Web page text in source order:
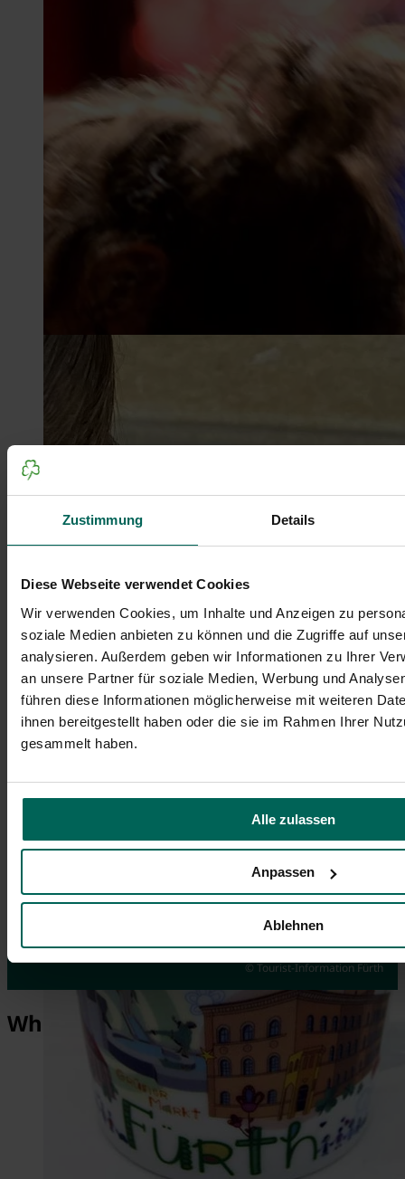
Zustimmung Details
Diese Webseite verwendet Cookies
Wir verwenden Cookies, um Inhalte und Anzeigen zu
soziale Medien anbieten zu können und die Zugriffe auf
analysieren. Außerdem geben wir Informationen zu Ihrer
an unsere Partner für soziale Medien, Werbung und
führen diese Informationen möglicherweise mit weiteren
ihnen bereitgestellt haben oder die sie im Rahmen Ihrer
gesammelt haben.
Alle zulassen
Anpassen
Ablehnen
Events
© Hans-Joachim Winckler
Guided City Tour via App
© Tim Händel
Souvenirs
© Tourist-Information Fürth
What makes Fürth so special?
1,013
Years of History